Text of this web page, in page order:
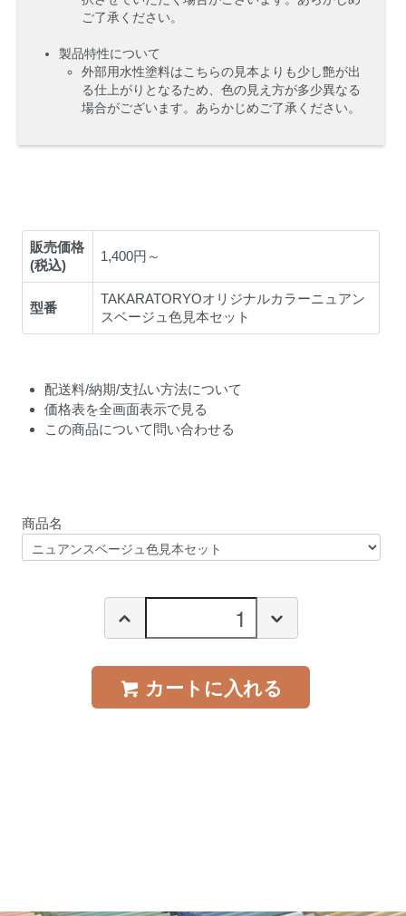
ご了承ください。
製品特性について
外部用水性塗料はこちらの見本よりも少し艶が出
る仕上がりとなるため、色の見え方が多少異なる
場合がございます。あらかじめご了承ください。
販売価格
(税込)
1,400円～
型番
TAKARATORYOオリジナルカラーニュアン
スベージュ色見本セット
配送料/納期/支払い方法について
価格表を全画面表示で見る
この商品について問い合わせる
商品名
カートに入れる